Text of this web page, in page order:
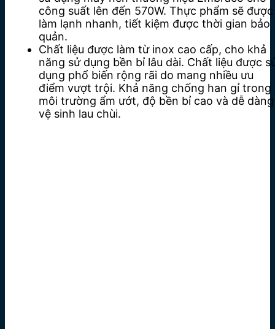
công suất lên đến 570W. Thực phẩm sẽ được
làm lạnh nhanh, tiết kiệm được thời gian bảo
quản.
Chất liệu được làm từ inox cao cấp, cho khả
năng sử dụng bền bỉ lâu dài. Chất liệu được
dụng phổ biến rộng rãi do mang nhiều ưu
điểm vượt trội. Khả năng chống han gỉ trong
môi trường ẩm ướt, độ bền bỉ cao và dễ dàng
vệ sinh lau chùi.